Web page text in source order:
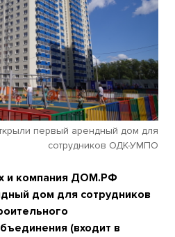
первый арендный дом для
сотрудников ОДК-УМПО
и компания ДОМ.РФ
дом для сотрудников
(входит в